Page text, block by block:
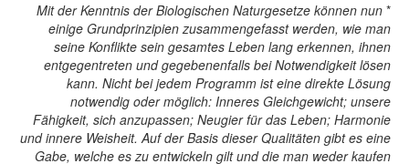
*
Mit der Kenntnis der Biologischen Naturgesetze können nun
einige Grundprinzipien zusammengefasst werden, wie man
seine Konﬂikte sein gesamtes Leben lang erkennen, ihnen
entgegentreten und gegebenenfalls bei Notwendigkeit lösen
kann. Nicht bei jedem Programm ist eine direkte Lösung
notwendig oder möglich: Inneres Gleichgewicht; unsere
Fähigkeit, sich anzupassen; Neugier für das Leben; Harmonie
und innere Weisheit. Auf der Basis dieser Qualitäten gibt es eine
Gabe, welche es zu entwickeln gilt und die man weder kaufen